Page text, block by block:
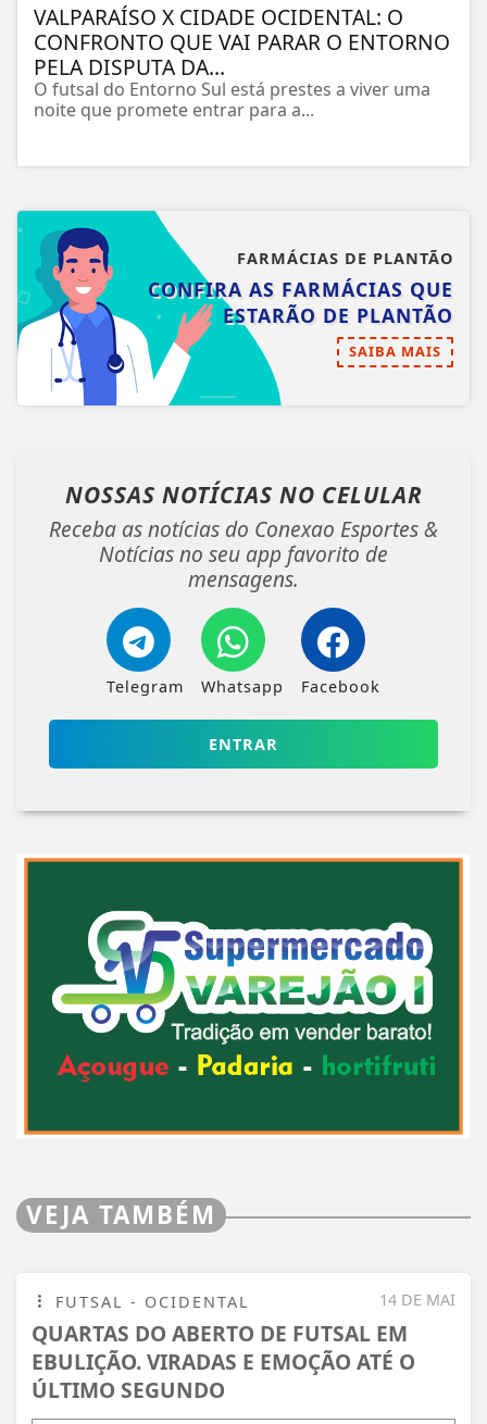
VALPARAÍSO X CIDADE OCIDENTAL: O
CONFRONTO QUE VAI PARAR O ENTORNO
PELA DISPUTA DA...
O futsal do Entorno Sul está prestes a viver uma
noite que promete entrar para a...
FARMÁCIAS DE PLANTÃO
CONFIRA AS FARMÁCIAS QUE
ESTARÃO DE PLANTÃO
SAIBA MAIS
NOSSAS NOTÍCIAS NO CELULAR
Receba as notícias do Conexao Esportes &
Notícias no seu app favorito de
mensagens.
Telegram Whatsapp Facebook
ENTRAR
VEJA TAMBÉM
14 DE MAI
FUTSAL - OCIDENTAL
QUARTAS DO ABERTO DE FUTSAL EM
EBULIÇÃO. VIRADAS E EMOÇÃO ATÉ O
ÚLTIMO SEGUNDO